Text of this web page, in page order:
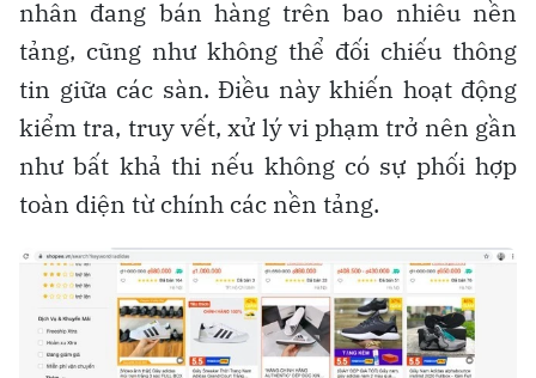
nhân đang bán hàng trên bao nhiêu nền
tảng, cũng như không thể đối chiếu thông
tin giữa các sàn. Điều này khiến hoạt động
kiểm tra, truy vết, xử lý vi phạm trở nên gần
như bất khả thi nếu không có sự phối hợp
toàn diện từ chính các nền tảng.